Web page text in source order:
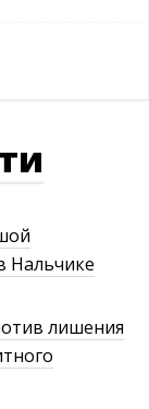
Нальчике
лишения